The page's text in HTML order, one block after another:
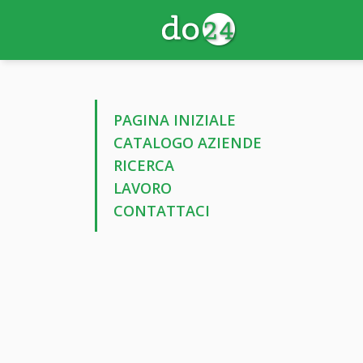
PAGINA INIZIALE
CATALOGO AZIENDE
RICERCA
LAVORO
CONTATTACI